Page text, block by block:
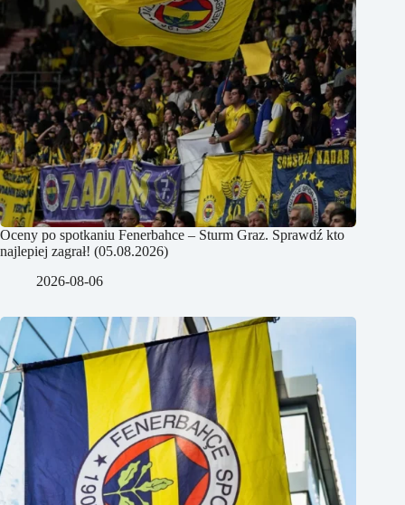
Oceny po spotkaniu Fenerbahce – Sturm Graz. Sprawdź kto
najlepiej zagrał! (05.08.2026)
2026-08-06